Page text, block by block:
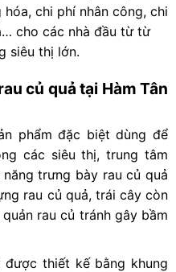
chi phí nhân công, chi
cho các nhà đầu từ từ
siêu thị lớn.
củ quả tại Hàm Tân
phẩm đặc biệt dùng để
các siêu thị, trung tâm
trưng bày rau củ quả
rau củ quả, trái cây còn
rau củ tránh gây bầm
thiết kế bằng khung